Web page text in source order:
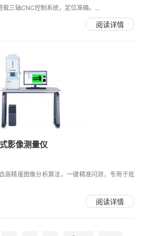
三轴CNC控制系统，定位准确。...
阅读详情
影像测量仪
高精度图像分析算法，一键精准闪测，专用于批
阅读详情